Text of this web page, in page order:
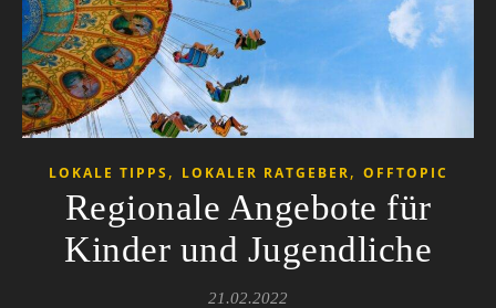
LOKALE TIPPS , LOKALER RATGEBER, OFFTOPIC
Regionale Angebote für
Kinder und Jugendliche
21.02.2022